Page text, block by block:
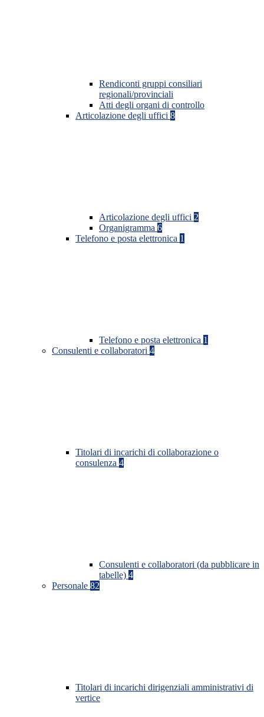
Rendiconti gruppi consiliari
regionali/provinciali
Atti degli organi di controllo
Articolazione degli uffici 8
Articolazione degli uffici 2
Organigramma 6
Telefono e posta elettronica 1
Telefono e posta elettronica 1
Consulenti e collaboratori 4
Titolari di incarichi di collaborazione o
consulenza 4
Consulenti e collaboratori (da pubblicare in
tabelle) 4
Personale 82
Titolari di incarichi dirigenziali amministrativi di
vertice